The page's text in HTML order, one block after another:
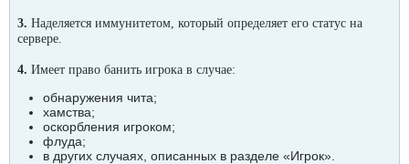
3. Наделяется иммунитетом, который определяет его статус на
сервере.
4. Имеет право банить игрока в случае:
обнаружения чита;
хамства;
оскорбления игроком;
флуда;
в других случаях, описанных в разделе «Игрок».